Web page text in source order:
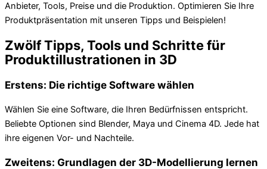
Anbieter, Tools, Preise und die Produktion. Optimieren Sie Ihre
Produktpräsentation mit unseren Tipps und Beispielen!
Zwölf Tipps, Tools und Schritte für
Produktillustrationen in 3D
Erstens: Die richtige Software wählen
Wählen Sie eine Software, die Ihren Bedürfnissen entspricht.
Beliebte Optionen sind Blender, Maya und Cinema 4D. Jede hat
ihre eigenen Vor- und Nachteile.
Zweitens: Grundlagen der 3D-Modellierung lernen